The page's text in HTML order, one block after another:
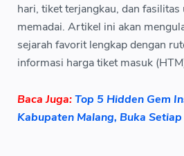
hari, tiket terjangkau, dan
memadai. Artikel ini akan
sejarah favorit lengkap dengan
informasi harga tiket masuk
Baca Juga:Top 5 Hidden Gem
Kabupaten Malang, Buka